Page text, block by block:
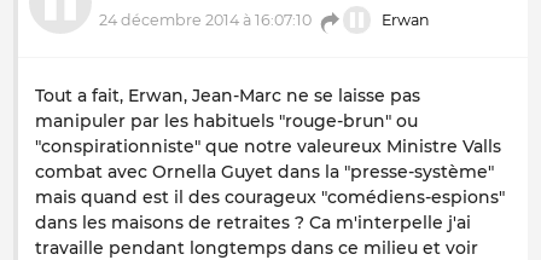
24 décembre 2014 à 16:07:10 Erwan
Tout a fait, Erwan, Jean-Marc ne se laisse pas
manipuler par les habituels "rouge-brun" ou
"conspirationniste" que notre valeureux Ministre Valls
combat avec Ornella Guyet dans la "presse-système"
mais quand est il des courageux "comédiens-espions"
dans les maisons de retraites ? Ca m'interpelle j'ai
travaille pendant longtemps dans ce milieu et voir